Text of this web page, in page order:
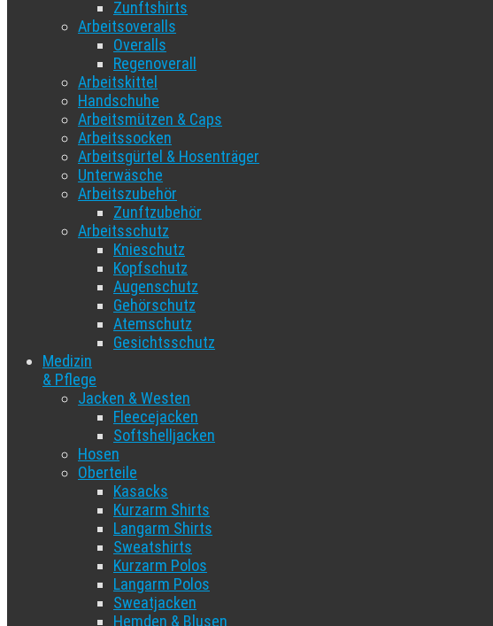
Zunftshirts
Arbeitsoveralls
Overalls
Regenoverall
Arbeitskittel
Handschuhe
Arbeitsmützen & Caps
Arbeitssocken
Arbeitsgürtel & Hosenträger
Unterwäsche
Arbeitszubehör
Zunftzubehör
Arbeitsschutz
Knieschutz
Kopfschutz
Augenschutz
Gehörschutz
Atemschutz
Gesichtsschutz
Medizin
& Pflege
Jacken & Westen
Fleecejacken
Softshelljacken
Hosen
Oberteile
Kasacks
Kurzarm Shirts
Langarm Shirts
Sweatshirts
Kurzarm Polos
Langarm Polos
Sweatjacken
Hemden & Blusen